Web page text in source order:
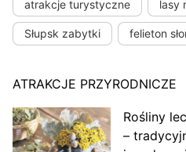
atrakcje turystyczne lasy
Słupsk zabytki felieton
ATRAKCJE PRZYRODNICZE
Rośliny
–